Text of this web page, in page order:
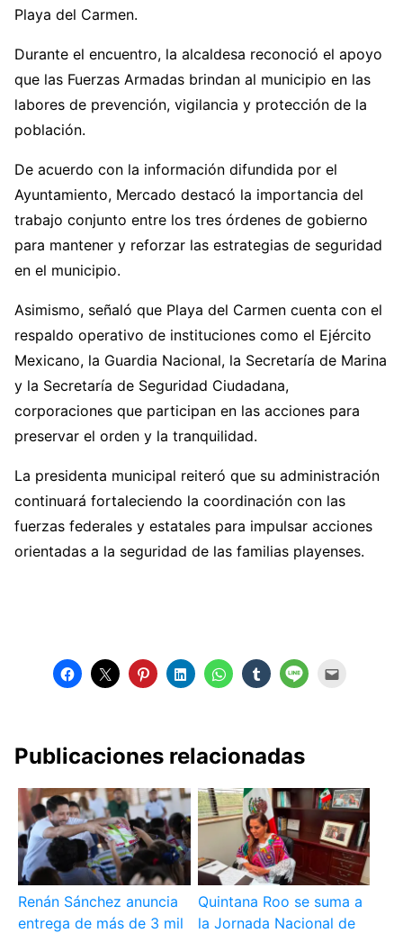
Playa del Carmen.
Durante el encuentro, la alcaldesa reconoció el apoyo
que las Fuerzas Armadas brindan al municipio en las
labores de prevención, vigilancia y protección de la
población.
De acuerdo con la información difundida por el
Ayuntamiento, Mercado destacó la importancia del
trabajo conjunto entre los tres órdenes de gobierno
para mantener y reforzar las estrategias de seguridad
en el municipio.
Asimismo, señaló que Playa del Carmen cuenta con el
respaldo operativo de instituciones como el Ejército
Mexicano, la Guardia Nacional, la Secretaría de Marina
y la Secretaría de Seguridad Ciudadana,
corporaciones que participan en las acciones para
preservar el orden y la tranquilidad.
La presidenta municipal reiteró que su administración
continuará fortaleciendo la coordinación con las
fuerzas federales y estatales para impulsar acciones
orientadas a la seguridad de las familias playenses.
Publicaciones relacionadas
Renán Sánchez anuncia
entrega de más de 3 mil
Quintana Roo se suma a
la Jornada Nacional de